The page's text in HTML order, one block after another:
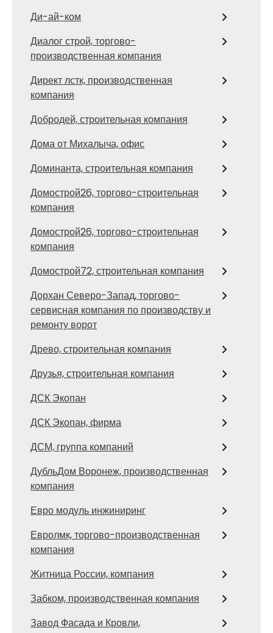
Ди-ай-ком
Диалог строй, торгово-
производственная компания
Директ лстк, производственная
компания
Добродей, строительная компания
Дома от Михалыча, офис
Доминанта, строительная компания
Домострой26, торгово-строительная
компания
Домострой26, торгово-строительная
компания
Домострой72, строительная компания
Дорхан Северо-Запад, торгово-
сервисная компания по производству и
ремонту ворот
Древо, строительная компания
Друзья, строительная компания
ДСК Экопан
ДСК Экопан, фирма
ДСМ, группа компаний
ДубльДом Воронеж, производственная
компания
Евро модуль инжиниринг
Евролмк, торгово-производственная
компания
Житница России, компания
Забком, производственная компания
Завод Фасада и Кровли,